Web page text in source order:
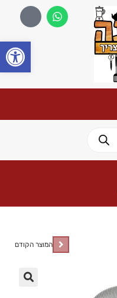
המוצר הקודם